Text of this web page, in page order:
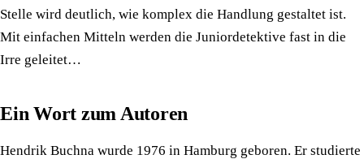
Stelle wird deutlich, wie komplex die Handlung gestaltet ist.
Mit einfachen Mitteln werden die Juniordetektive fast in die
Irre geleitet…
Ein Wort zum Autoren
Hendrik Buchna wurde 1976 in Hamburg geboren. Er studierte